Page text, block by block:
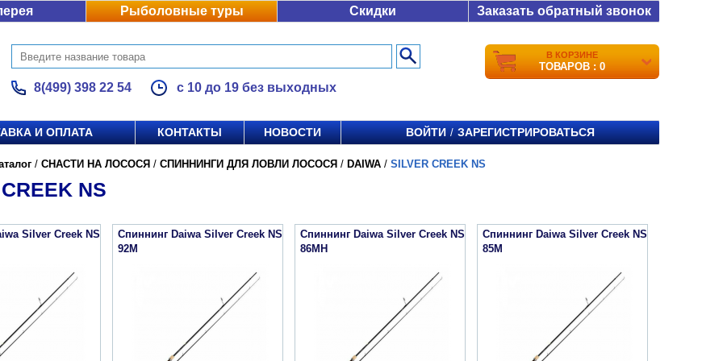
Рыболовные туры Скидки Заказать обратный звонок
8(499) 398 22 54 с 10 до 19 без выходных
В КОРЗИНЕ
ТОВАРОВ : 0
И ОПЛАТА КОНТАКТЫ НОВОСТИ ВОЙТИ / ЗАРЕГИСТРИРОВАТЬСЯ
/ СНАСТИ НА ЛОСОСЯ / СПИННИНГИ ДЛЯ ЛОВЛИ ЛОСОСЯ / DAIWA / SILVER CREEK NS
NS
Silver Creek NS
Спиннинг Daiwa Silver Creek NS
92M
Спиннинг Daiwa Silver Creek NS
86MH
Спиннинг Daiwa Silver Creek NS
85M